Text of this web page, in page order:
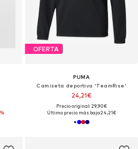
OFERTA
PUMA
Camiseta deportiva 'TeamRise'
24,21€
Precio original: 29,90€
Último precio más bajo:24,21€